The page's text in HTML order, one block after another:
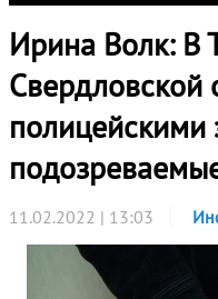
Ирина Волк: В
Свердловской
11.02.2022 | 13:03